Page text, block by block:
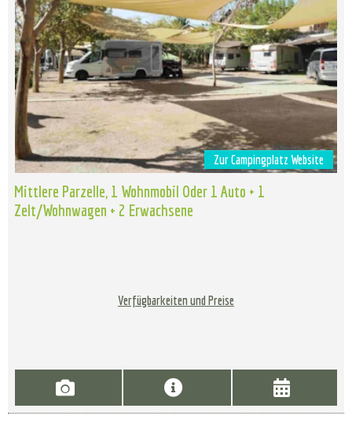
Zur Campingplatz Website
Mittlere Parzelle, 1 Wohnmobil Oder 1 Auto + 1
Zelt/Wohnwagen + 2 Erwachsene
Verfügbarkeiten und Preise